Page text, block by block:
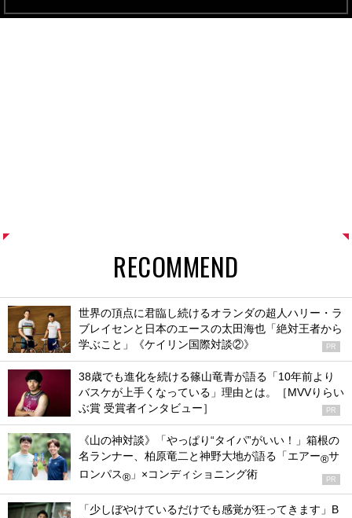
RECOMMEND
世界の頂点に君臨し続けるオランダの超人ハリー・ラ
ブレイセンと日本のエースの太田海也「絶対王者から
学ぶこと」《ケイリン国際対談②》
PR
38歳でも進化を続ける篠山竜青が語る「10年前より
バスケが上手くなっている」理由とは。［MVVりらい
ぶ賞 受賞者インタビュー］
PR
《山の神対談》「やっぱり“タイパ”がいい！」箱根の
名ランナー、柏原竜二と神野大地が語る「エアー®サ
ロンパス® 」×コンディショニング術 PR
「少しぼやけているだけでも感覚が狂ってきます」B